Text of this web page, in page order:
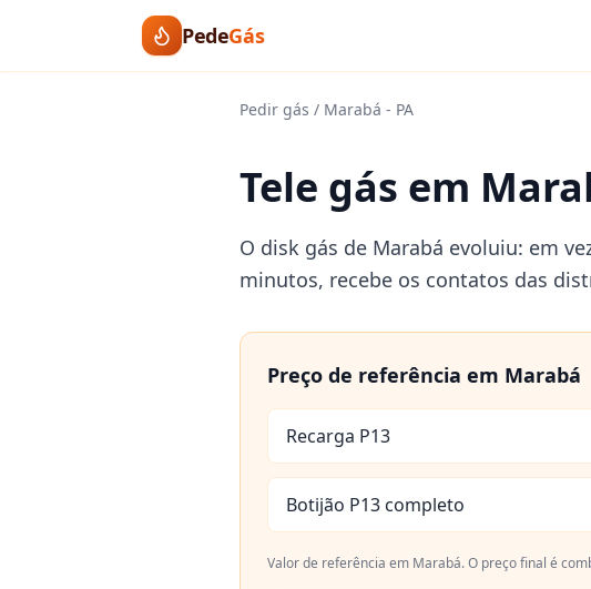
PedeGás
Pedir gás / Marabá - PA
Tele gás em
O disk gás de Marabá evoluiu: em
minutos, recebe os contatos das
Preço de referência em Marabá
Recarga P13
Botijão P13 completo
Valor de referência em Marabá. O preço final é